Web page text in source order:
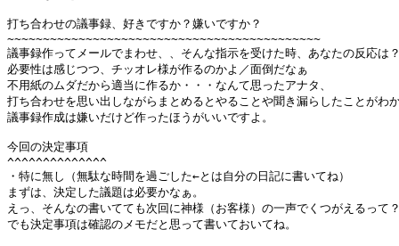
打ち合わせの議事録、好きですか？嫌いですか？
~~~~~~~~~~~~~~~~~~~~~~~~~~~~~~~~~~~~~~~~~~~~
議事録作ってメールでまわせ、、そんな指示を受けた時、あなたの反応は
必要性は感じつつ、チッオレ様が作るのかよ／面倒だなぁ
不用紙のムダだから適当に作るか・・・なんて思ったアナタ、
打ち合わせを思い出しながらまとめるとやることや聞き漏らしたことがわ
議事録作成は嫌いだけど作ったほうがいいですよ。
今回の決定事項
^^^^^^^^^^^^^^
・特に無し（無駄な時間を過ごした←とは自分の日記に書いてね）
まずは、決定した議題は必要かなぁ。
えっ、そんなの書いてても次回に神様（お客様）の一声でくつがえるって
でも決定事項は確認のメモだと思って書いておいてね。